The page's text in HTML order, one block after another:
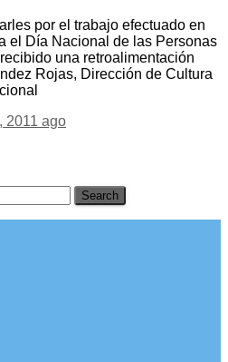
por el trabajo efectuado en
el Día Nacional de las Personas
una retroalimentación
Rojas, Dirección de Cultura
2011 ago